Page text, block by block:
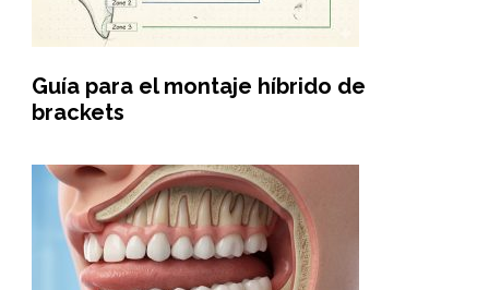
Guía para el montaje híbrido de
brackets